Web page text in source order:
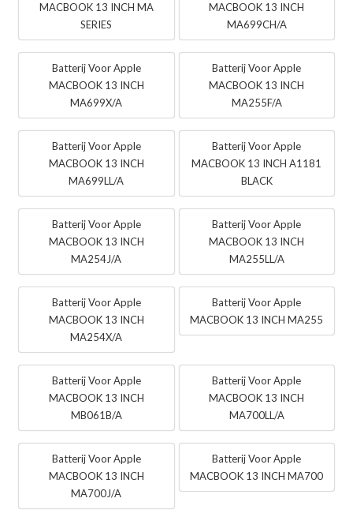
MACBOOK 13 INCH MA
SERIES
MACBOOK 13 INCH
MA699CH/A
Batterij Voor Apple
MACBOOK 13 INCH
MA699X/A
Batterij Voor Apple
MACBOOK 13 INCH
MA255F/A
Batterij Voor Apple
MACBOOK 13 INCH
MA699LL/A
Batterij Voor Apple
MACBOOK 13 INCH A1181
BLACK
Batterij Voor Apple
MACBOOK 13 INCH
MA254J/A
Batterij Voor Apple
MACBOOK 13 INCH
MA255LL/A
Batterij Voor Apple
MACBOOK 13 INCH
MA254X/A
Batterij Voor Apple
MACBOOK 13 INCH MA255
Batterij Voor Apple
MACBOOK 13 INCH
MB061B/A
Batterij Voor Apple
MACBOOK 13 INCH
MA700LL/A
Batterij Voor Apple
MACBOOK 13 INCH
MA700J/A
Batterij Voor Apple
MACBOOK 13 INCH MA700